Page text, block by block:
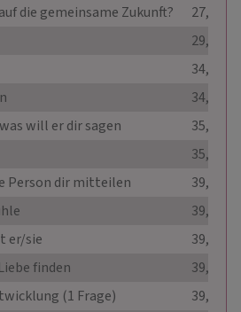
die gemeinsame Zukunft?
27,99 €
29,99 €
34,00 €
34,99 €
will er dir sagen
35,00 €
35,00 €
Person dir mitteilen
39,99 €
39,99 €
er/sie
39,99 €
finden
39,99 €
(1 Frage)
39,99 €